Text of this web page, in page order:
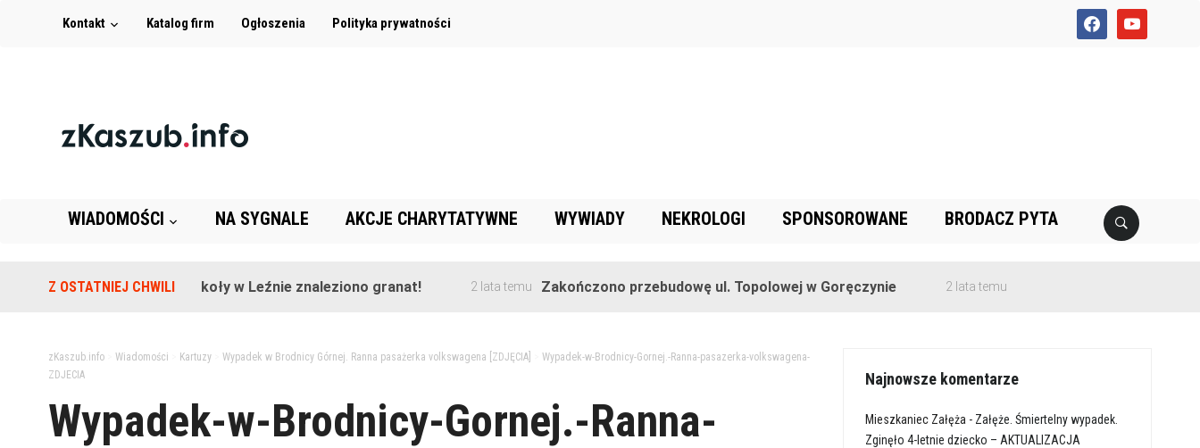
facebookyoutube
Kontakt Katalog firm Ogłoszenia Polityka prywatności
WIADOMOŚCI NA SYGNALE AKCJE CHARYTATYWNE WYWIADY NEKROLOGI SPONSOROWANE BRODACZ PYTA
Z OSTATNIEJ CHWILI
Na terenie szkoły w Leźnie znaleziono granat! 2 lata temu Zakończono przebudowę ul. Topolowej w Goręczynie 2 lata temu
zKaszub.info> Wiadomości Kartuzy> Wypadek w Brodnicy Górnej. Ranna pasażerka volkswagena [ZDJĘCIA]
Wypadek-w-Brodnicy-Gornej.-Ranna-pasazerka-volkswagena-
ZDJECIA
Wypadek-w-Brodnicy-Gornej.-Ranna-
Najnowsze komentarze
Mieszkaniec Załęża - Załęże. Śmiertelny wypadek.
Zginęło 4-letnie dziecko – AKTUALIZACJA